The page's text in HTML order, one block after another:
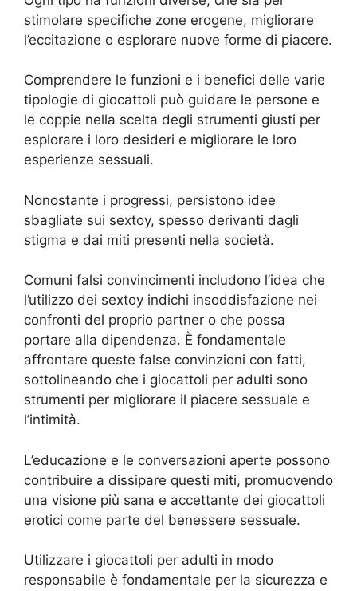
stimolare specifiche zone erogene, migliorare
l’eccitazione o esplorare nuove forme di piacere.
Comprendere le funzioni e i benefici delle varie
tipologie di giocattoli può guidare le persone e
le coppie nella scelta degli strumenti giusti per
esplorare i loro desideri e migliorare le loro
esperienze sessuali.
Nonostante i progressi, persistono idee
sbagliate sui sextoy, spesso derivanti dagli
stigma e dai miti presenti nella società.
Comuni falsi convincimenti includono l’idea che
l’utilizzo dei sextoy indichi insoddisfazione nei
confronti del proprio partner o che possa
portare alla dipendenza. È fondamentale
affrontare queste false convinzioni con fatti,
sottolineando che i giocattoli per adulti sono
strumenti per migliorare il piacere sessuale e
l’intimità.
L’educazione e le conversazioni aperte possono
contribuire a dissipare questi miti, promuovendo
una visione più sana e accettante dei giocattoli
erotici come parte del benessere sessuale.
Utilizzare i giocattoli per adulti in modo
responsabile è fondamentale per la sicurezza e